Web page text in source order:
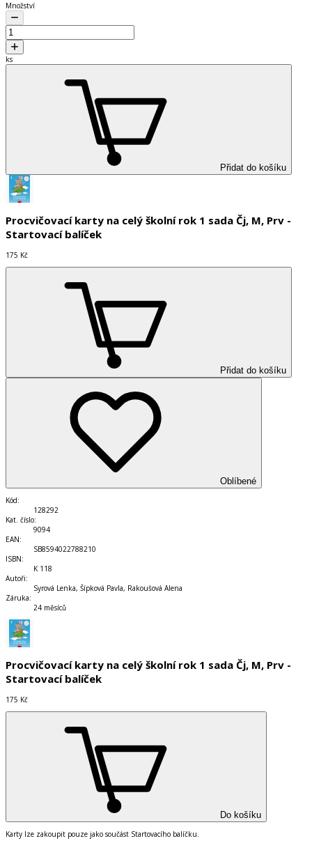
Množství
ks
Přidat do košíku
Procvičovací karty na celý školní rok 1 sada Čj, M, Prv -
Startovací balíček
175 Kč
Přidat do košíku
Oblíbené
Kód:
128292
Kat. číslo:
9094
EAN:
SB8594022788210
ISBN:
K 118
Autoři:
Syrová Lenka, Šípková Pavla, Rakoušová Alena
Záruka:
24 měsíců
Procvičovací karty na celý školní rok 1 sada Čj, M, Prv -
Startovací balíček
175 Kč
Do košíku
Karty lze zakoupit pouze jako součást Startovacího balíčku.